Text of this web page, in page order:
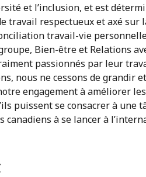
et l’inclusion, et est
travail respectueux et axé sur
travail-vie
Bien-être et Relations
passionnés par leur
nous ne cessons de grandir et
engagement à améliorer
puissent se consacrer à une
à se lancer à